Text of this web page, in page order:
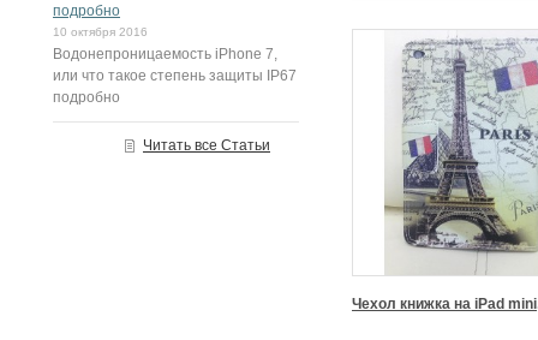
подробно
10 октября 2016
Водонепроницаемость iPhone 7,
или что такое степень защиты IP67
подробно
Читать все Статьи
Чехол книжка на iPad